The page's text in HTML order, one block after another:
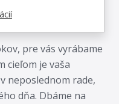
matracov
pre vás vyrábame
cieľom je vaša
neposlednom rade,
dňa. Dbáme na